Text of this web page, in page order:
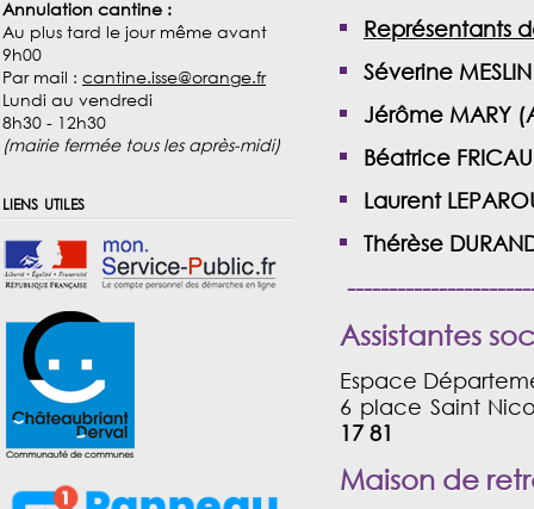
Annulation cantine :
Au plus tard le jour même avant
9h00
Par mail : cantine.isse@orange.fr
Lundi au vendredi
8h30 - 12h30
(mairie fermée tous les après-midi)
liens utiles
Représentants
Séverine MESLIN
Jérôme MARY
Béatrice
Laurent
Thérèse
Assistantes
Espace
6 place Saint
17 81
Maison de